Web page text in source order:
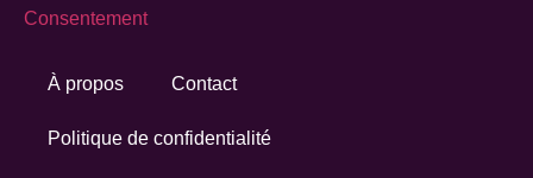
À propos Contact
Politique de confidentialité
Consentement